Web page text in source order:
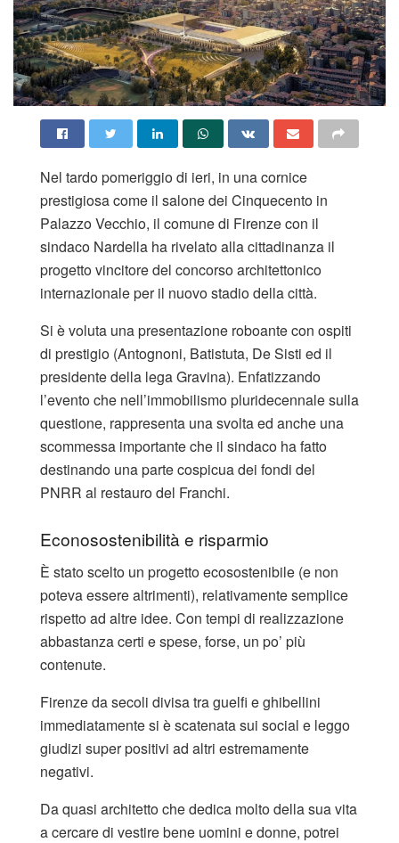
Nel tardo pomeriggio di ieri, in una cornice
prestigiosa come il salone dei Cinquecento in
Palazzo Vecchio, il comune di Firenze con il
sindaco Nardella ha rivelato alla cittadinanza il
progetto vincitore del concorso architettonico
internazionale per il nuovo stadio della città.
Si è voluta una presentazione roboante con ospiti
di prestigio (Antognoni, Batistuta, De Sisti ed il
presidente della lega Gravina). Enfatizzando
l’evento che nell’immobilismo pluridecennale sulla
questione, rappresenta una svolta ed anche una
scommessa importante che il sindaco ha fatto
destinando una parte cospicua dei fondi del
PNRR al restauro del Franchi.
Econosostenibilità e risparmio
È stato scelto un progetto ecosostenibile (e non
poteva essere altrimenti), relativamente semplice
rispetto ad altre idee. Con tempi di realizzazione
abbastanza certi e spese, forse, un po’ più
contenute.
Firenze da secoli divisa tra guelfi e ghibellini
immediatamente si è scatenata sui social e leggo
giudizi super positivi ad altri estremamente
negativi.
Da quasi architetto che dedica molto della sua vita
a cercare di vestire bene uomini e donne, potrei